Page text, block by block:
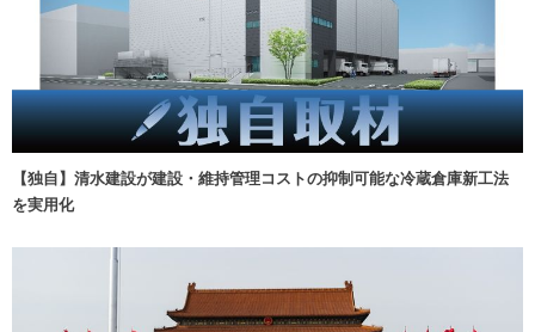
【独自】清水建設が建設・維持管理コストの抑制可能な冷蔵倉庫新工法
を実用化